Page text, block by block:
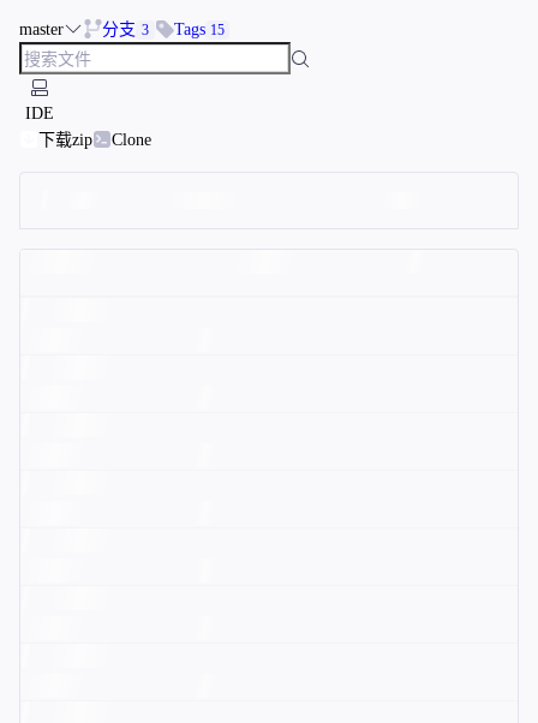
master 分支 3 Tags 15
IDE
下载zip
Clone